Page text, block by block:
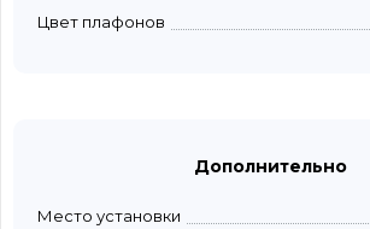
Цвет плафонов
Дополнительно
Место установки